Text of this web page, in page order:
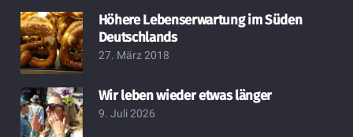
Höhere Lebenserwartung im Süden
Deutschlands
27. März 2018
Wir leben wieder etwas länger
9. Juli 2026